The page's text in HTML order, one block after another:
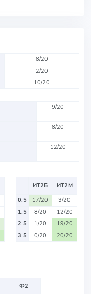
8/20
2/20
10/20
9/20
8/20
12/20
ИТ2Б
ИТ2М
0.5
17/20
3/20
1.5
8/20
12/20
2.5
1/20
19/20
3.5
0/20 20/20
Ф2